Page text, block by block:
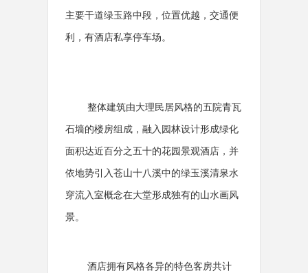
主要干道绿玉路中段，位置优越，交通便
利，有酒店私享停车场。
整体建筑由大理民居风格的五院青瓦
石墙的楼房组成，融入园林设计形成绿化
面积达近百分之五十的花园景观酒店，并
依地势引入苍山十八溪中的绿玉溪清泉水
穿流入室概念在大堂形成独有的山水画风
景。
酒店拥有风格各异的特色客房共计